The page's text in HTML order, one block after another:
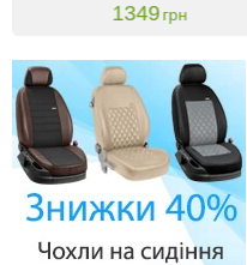
1349грн